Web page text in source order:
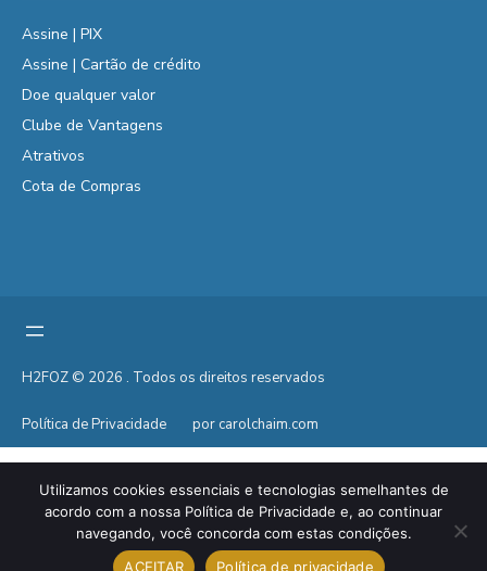
Assine | PIX
Assine | Cartão de crédito
Doe qualquer valor
Clube de Vantagens
Atrativos
Cota de Compras
H2FOZ © 2026 . Todos os direitos reservados
Política de Privacidade por carolchaim.com
Utilizamos cookies essenciais e tecnologias semelhantes de
acordo com a nossa Política de Privacidade e, ao continuar
navegando, você concorda com estas condições.
ACEITAR
Política de privacidade